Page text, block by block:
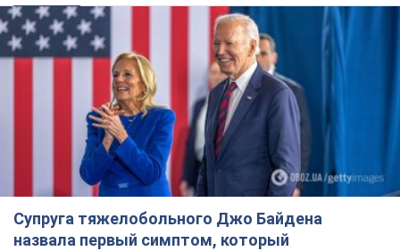
Супруга тяжелобольного Джо Байдена
назвала первый симптом, который